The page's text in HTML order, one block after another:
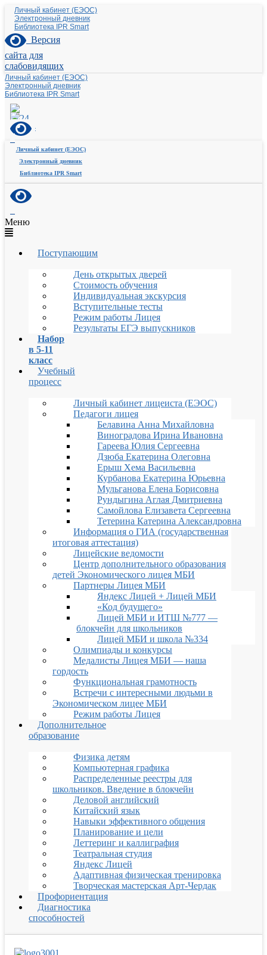
Личный кабинет (ЕЭОС)
Электронный дневник
Библиотека IPR Smart
Версия
сайта для
слабовидящих
Личный кабинет (ЕЭОС)
Электронный дневник
Библиотека IPR Smart
Личный кабинет (ЕЭОС)
Электронный дневник
Библиотека IPR Smart
Меню
Поступающим
День открытых дверей
Стоимость обучения
Индивидуальная экскурсия
Вступительные тесты
Режим работы Лицея
Результаты ЕГЭ выпускников
Набор
в 5-11
класс
Учебный
процесс
Личный кабинет лицеиста (ЕЭОС)
Педагоги лицея
Белавина Анна Михайловна
Виноградова Ирина Ивановна
Гареева Юлия Сергеевна
Дзюба Екатерина Олеговна
Ерыш Хема Васильевна
Курбанова Екатерина Юрьевна
Мульганова Елена Борисовна
Рундыгина Аглая Дмитриевна
Самойлова Елизавета Сергеевна
Тетерина Катерина Александровна
Информация о ГИА (государственная
итоговая аттестация)
Лицейские ведомости
Центр дополнительного образования
детей Экономического лицея МБИ
Партнеры Лицея МБИ
Яндекс Лицей + Лицей МБИ
«Код будущего»
Лицей МБИ и ИТШ №777 —
блокчейн для школьников
Лицей МБИ и школа №334
Олимпиады и конкурсы
Медалисты Лицея МБИ — наша
гордость
Функциональная грамотность
Встречи с интересными людьми в
Экономическом лицее МБИ
Режим работы Лицея
Дополнительное
образование
Физика детям
Компьютерная графика
Распределенные реестры для
школьников. Введение в блокчейн
Деловой английский
Китайский язык
Навыки эффективного общения
Планирование и цели
Леттеринг и каллиграфия
Театральная студия
Яндекс Лицей
Адаптивная физическая тренировка
Творческая мастерская Арт-Чердак
Профориентация
Диагностика
способностей